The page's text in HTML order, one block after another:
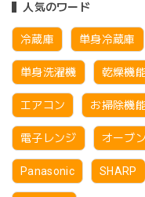
人気のワード
冷蔵庫 単身冷蔵庫
単身洗濯機 乾燥機
エアコン お掃除機
電子レンジ オーブ
Panasonic SHARP